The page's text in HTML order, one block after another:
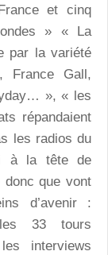
et cinq
» « La
par la variété
France Gall,
», « les
répandaient
les radios du
à la tête de
donc que vont
d’avenir :
les 33 tours
interviews